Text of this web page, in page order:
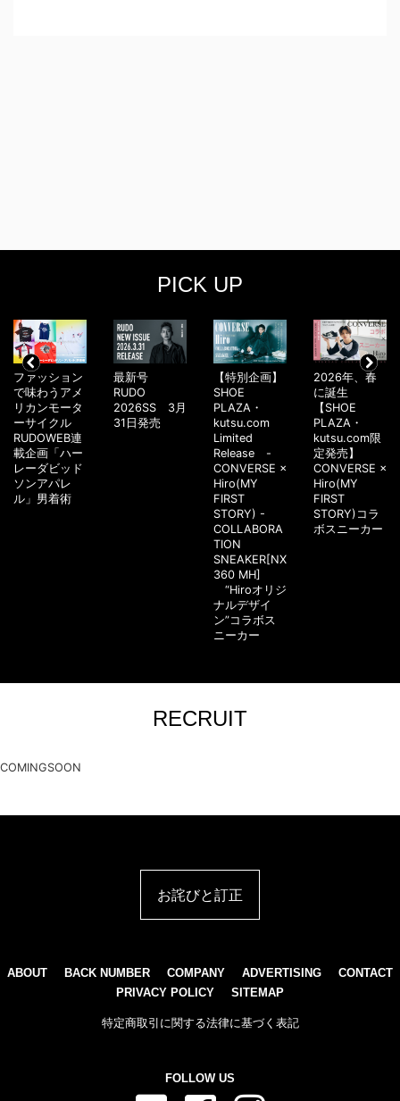
PICK UP
ファッション
で味わうアメ
リカンモータ
ーサイクル
RUDOWEB連
載企画「ハー
レーダビッド
ソンアパレ
ル」男着術
最新号
RUDO
2026SS 3月
31日発売
【特別企画】
SHOE
PLAZA・
kutsu.com
Limited
Release -
CONVERSE ×
Hiro(MY
FIRST
STORY) -
COLLABORA
TION
SNEAKER[NX
360 MH]
“Hiroオリジ
ナルデザイ
ン”コラボス
ニーカー
2026年、春
に誕生
【SHOE
PLAZA・
kutsu.com限
定発売】
CONVERSE ×
Hiro(MY
FIRST
STORY)コラ
ボスニーカー
RECRUIT
COMINGSOON
お詫びと訂正
ABOUT BACK NUMBER COMPANY ADVERTISING
CONTACT
PRIVACY POLICY
SITEMAP
特定商取引に関する法律に基づく表記
FOLLOW US